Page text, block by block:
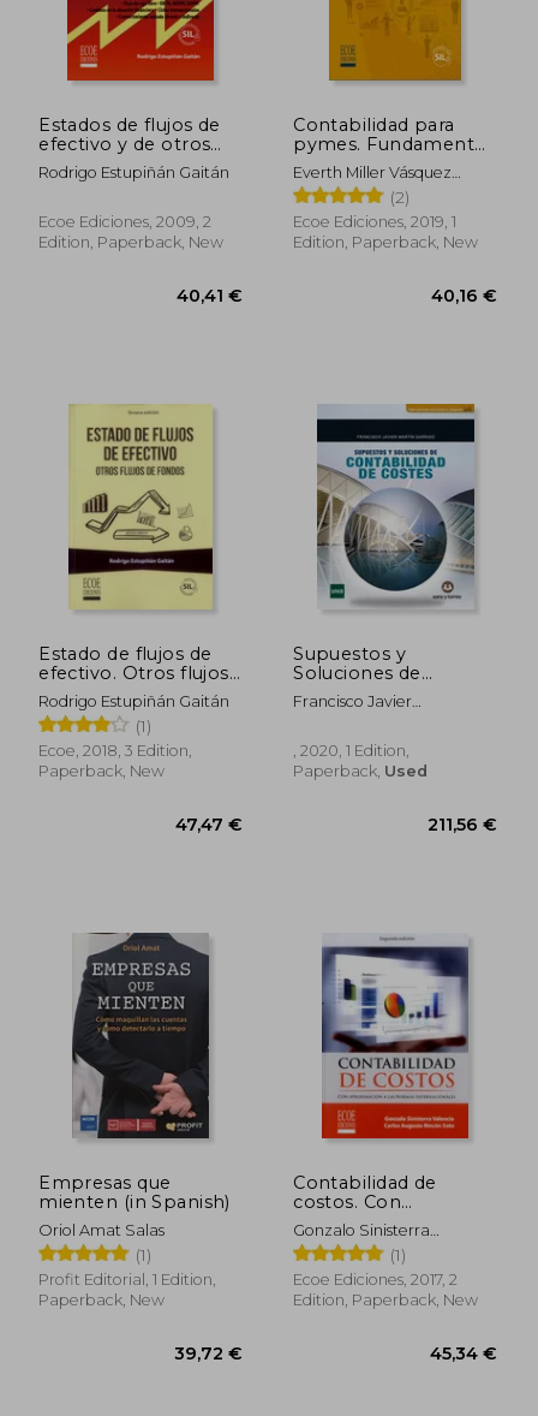
Estados de flujos de
efectivo y de otros
fondos. Con base NIC
7 y FASB 95, 102, 104
(in Spanish)
Rodrigo Estupiñán Gaitán
Ecoe Ediciones, 2009, 2
Edition, Paperback, New
40,41 €
Contabilidad para
pymes. Fundamentos
basados en normas
internacionales - 1ra
edición (in Spanish)
Everth Miller Vásquez
Rodríguez
(2)
Ecoe Ediciones, 2019, 1
Edition, Paperback, New
Estado de flujos de
efectivo. Otros flujos
de fondos - 3ra
edición (in Spanish)
Rodrigo Estupiñán Gaitán
(1)
Ecoe, 2018, 3 Edition,
Paperback, New
47,47 €
Supuestos y
Soluciones de
Contabilidad de
Costes (in Spanish)
Francisco Javier
, 2020, 1 Edition,
Paperback, Used
Empresas que
mienten (in Spanish)
Oriol Amat Salas
(1)
Profit Editorial, 1 Edition,
Paperback, New
Contabilidad de
costos. Con
aproximación a las
NIC/NIFF (in Spanish)
Gonzalo Sinisterra
Valencia, Carlos Augusto
Rincón Soto
(1)
Ecoe Ediciones, 2017, 2
Edition, Paperback, New